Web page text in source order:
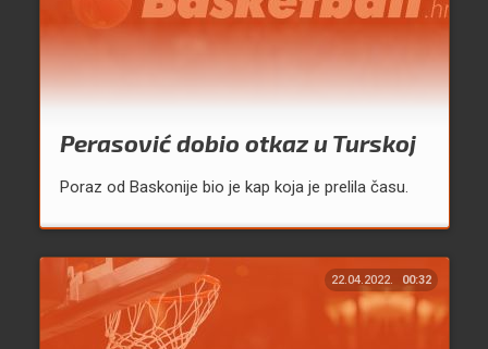
Perasović dobio otkaz u Turskoj
Poraz od Baskonije bio je kap koja je prelila času.
22.04.2022. 00:32